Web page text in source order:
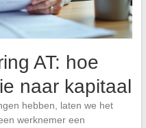
AT: hoe
naar kapitaal
hebben, laten we het
werknemer een